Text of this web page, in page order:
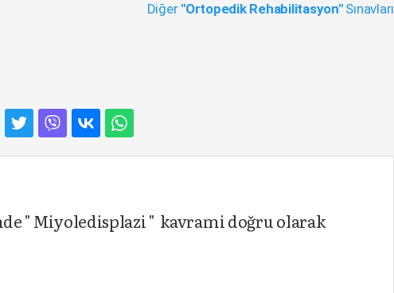
Diğer "Ortopedik Rehabilitasyon"Sınavları
" Miyoledisplazi " kavrami doğru olarak